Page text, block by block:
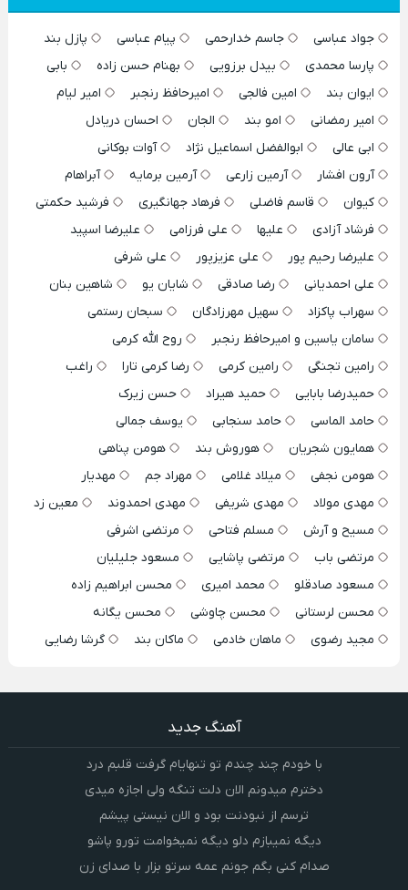
جواد عباسی جاسم خدارحمی پیام عباسی
پازل بند
پارسا محمدی
بیدل برزویی بهنام حسن زاده
بابی
ایوان بند
امین فالجی امیرحافظ رنجبر
امیر لیام
امیر رمضانی
امو بند الجان
احسان دریادل
ابی عالی
ابوالفضل اسماعیل نژاد
آوات بوکانی
آرون افشار
آرمین زارعی آرمین برمایه
آبراهام
کیوان
قاسم فاضلی فرهاد جهانگیری
فرشید حکمتی
فرشاد آزادی
علیها علی فرزامی
علیرضا اسپید
علیرضا رحیم پور
علی عزیزپور
علی شرفی
علی احمدیانی
رضا صادقی شایان یو
شاهین بنان
سهراب پاکزاد
سهیل مهرزادگان
سبحان رستمی
سامان یاسین و امیرحافظ رنجبر
روح الله کرمی
رامین تجنگی
رامین کرمی رضا کرمی تارا
راغب
حمیدرضا بابایی
حمید هیراد
حسن زیرک
حامد الماسی
حامد سنجابی
یوسف جمالی
همایون شجریان
هوروش بند
هومن پناهی
هومن نجفی
میلاد غلامی مهراد جم
مهدیار
مهدی مولاد
مهدی شریفی مهدی احمدوند
معین زد
مسیح و آرش
مسلم فتاحی
مرتضی اشرفی
مرتضی باب
مرتضی پاشایی
مسعود جلیلیان
مسعود صادقلو
محمد امیری
محسن ابراهیم زاده
محسن لرستانی
محسن چاوشی
محسن یگانه
مجید رضوی
ماهان خادمی ماکان بند گرشا رضایی
آهنگ جدید
با خودم چند چندم تو تنهایام گرفت قلبم درد
دخترم میدونم الان دلت تنگه ولی اجازه میدی
ترسم از نبودنت بود و الان نیستی پیشم
دیگه نمیبازم دلو دیگه نمیخوامت تورو پاشو
صدام کنی بگم جونم عمه سرتو بزار با صدای زن